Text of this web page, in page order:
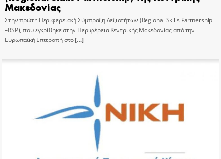
Μακεδονίας
Στην πρώτη Περιφερειακή Σύμπραξη Δεξιοτήτων (Regional Skills Partnership
–RSP), που εγκρίθηκε στην Περιφέρεια Κεντρικής Μακεδονίας από την
Ευρωπαϊκή Επιτροπή στο[…]